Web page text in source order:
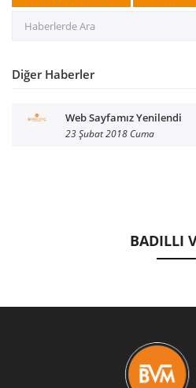
Diğer Haberler
Web Sayfamız Yenilendi
23 Şubat 2018 Cuma
BADILLI